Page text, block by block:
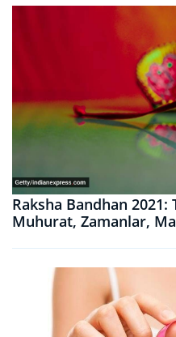
Raksha Bandhan 2021:
Muhurat, Zamanlar,